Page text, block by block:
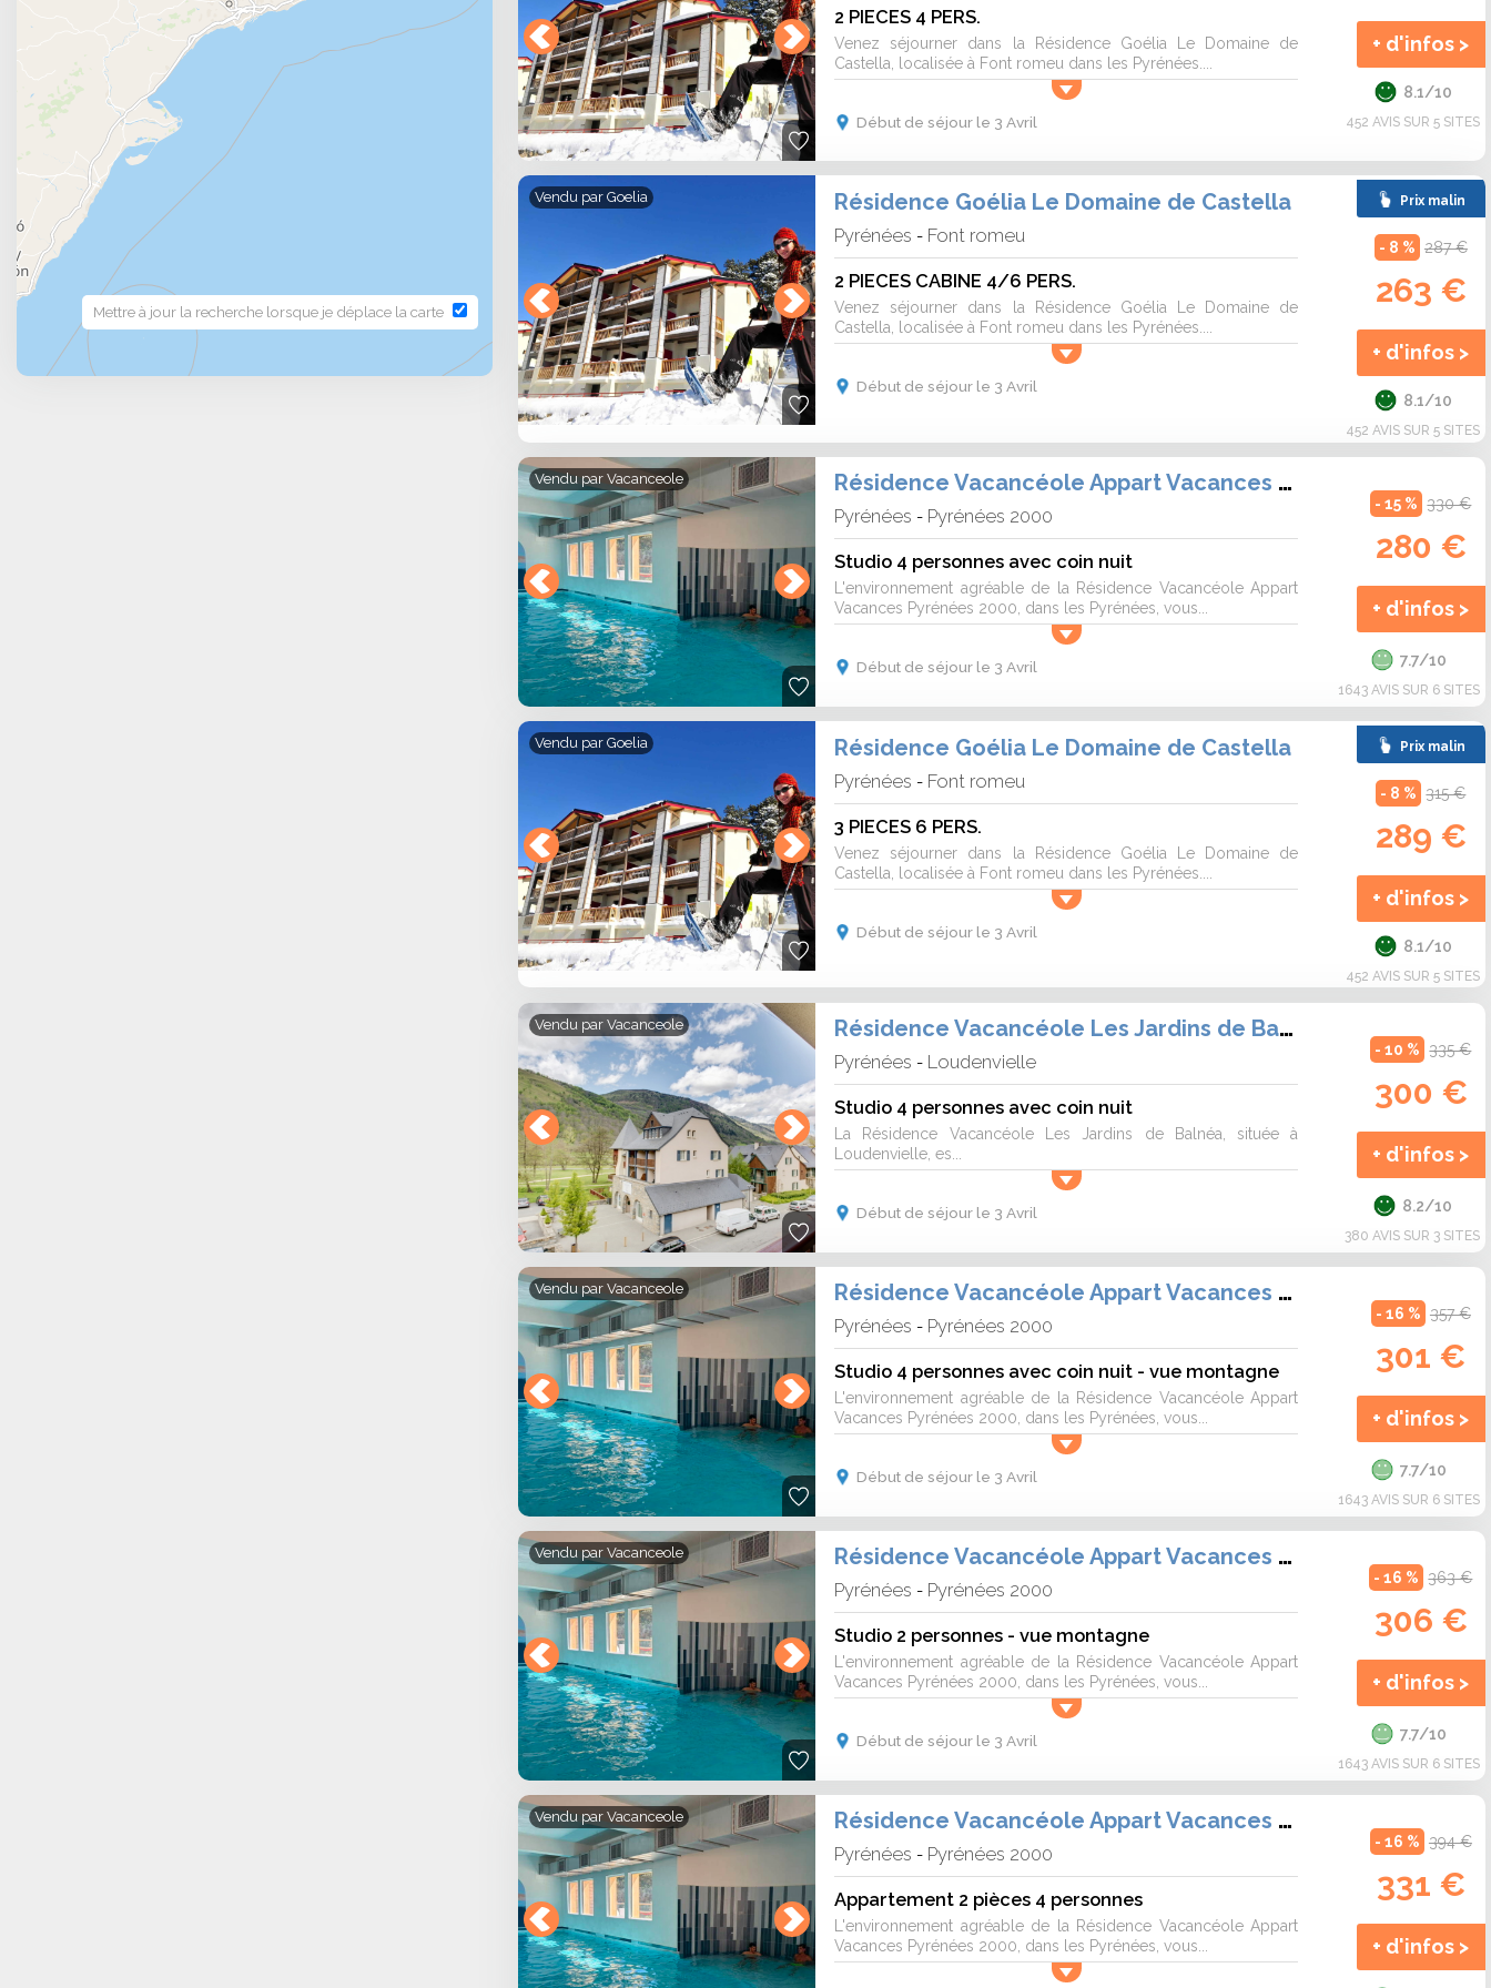
Hébergement + forfait / hébergement + forfait + location de matériel de ski / hébergement
+ forfait + location de matériel de ski + repas. Les Pyrénées vous souhaite la bienvenue pour
votre futur séjour durant le mois d'avril, réservez vite !
Mettre à jour la recherche lorsque je déplace la carte
2 PIECES 4 PERS.
Venez séjourner dans la Résidence Goélia Le Domaine de
Castella, localisée à Font romeu dans les Pyrénées....
Début de séjour le 3 Avril
+ d'infos >
8.1/10
452 AVIS SUR 5 SITES
Vendu parGoelia Résidence Goélia Le Domaine de Castella
Pyrénées - Font romeu
2 PIECES CABINE 4/6 PERS.
Venez séjourner dans la Résidence Goélia Le Domaine de
Castella, localisée à Font romeu dans les Pyrénées....
Début de séjour le 3 Avril
Prix malin
- 8 % 287 €
263 €
+ d'infos >
8.1/10
452 AVIS SUR 5 SITES
Vendu parVacanceole Résidence Vacancéole Appart Vacances Pyrénées 2000
Pyrénées - Pyrénées 2000
Studio 4 personnes avec coin nuit
L'environnement agréable de la Résidence Vacancéole Appart
Vacances Pyrénées 2000, dans les Pyrénées, vous...
Début de séjour le 3 Avril
- 15 % 330 €
280 €
+ d'infos >
7.7/10
1643 AVIS SUR 6 SITES
Vendu parGoelia Résidence Goélia Le Domaine de Castella
Pyrénées - Font romeu
3 PIECES 6 PERS.
Venez séjourner dans la Résidence Goélia Le Domaine de
Castella, localisée à Font romeu dans les Pyrénées....
Début de séjour le 3 Avril
Prix malin
- 8 % 315 €
289 €
+ d'infos >
8.1/10
452 AVIS SUR 5 SITES
Vendu parVacanceole Résidence Vacancéole Les Jardins de Balnéa
Pyrénées - Loudenvielle
Studio 4 personnes avec coin nuit
La Résidence Vacancéole Les Jardins de Balnéa, située à
Loudenvielle, es...
Début de séjour le 3 Avril
- 10 % 335 €
300 €
+ d'infos >
8.2/10
380 AVIS SUR 3 SITES
Vendu parVacanceole Résidence Vacancéole Appart Vacances Pyrénées 2000
Pyrénées - Pyrénées 2000
Studio 4 personnes avec coin nuit - vue montagne
L'environnement agréable de la Résidence Vacancéole Appart
Vacances Pyrénées 2000, dans les Pyrénées, vous...
Début de séjour le 3 Avril
- 16 % 357 €
301 €
+ d'infos >
7.7/10
1643 AVIS SUR 6 SITES
Vendu parVacanceole Résidence Vacancéole Appart Vacances Pyrénées 2000
Pyrénées - Pyrénées 2000
Studio 2 personnes - vue montagne
L'environnement agréable de la Résidence Vacancéole Appart
Vacances Pyrénées 2000, dans les Pyrénées, vous...
Début de séjour le 3 Avril
- 16 % 363 €
306 €
+ d'infos >
7.7/10
1643 AVIS SUR 6 SITES
Vendu parVacanceole Résidence Vacancéole Appart Vacances Pyrénées 2000
Pyrénées - Pyrénées 2000
Appartement 2 pièces 4 personnes
L'environnement agréable de la Résidence Vacancéole Appart
Vacances Pyrénées 2000, dans les Pyrénées, vous...
- 16 % 394 €
331 €
+ d'infos >